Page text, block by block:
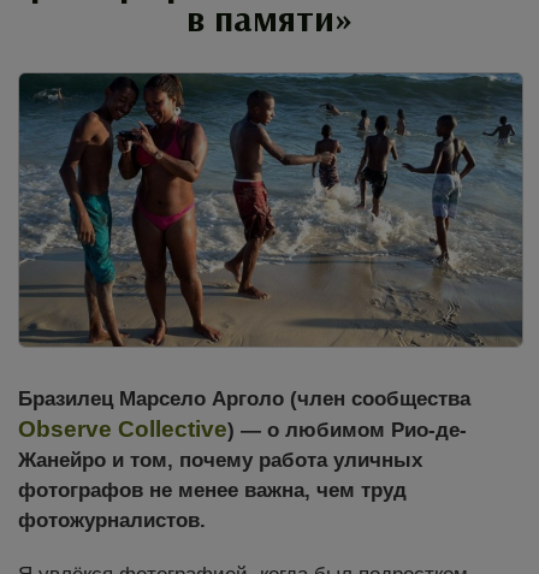
в памяти»
Бразилец Марсело Арголо (член сообщества
Observe Collective) — о любимом Рио-де-
Жанейро и том, почему работа уличных
фотографов не менее важна, чем труд
фотожурналистов.